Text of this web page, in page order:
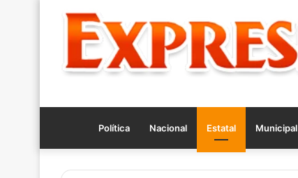
Política Nacional Estatal Municipal